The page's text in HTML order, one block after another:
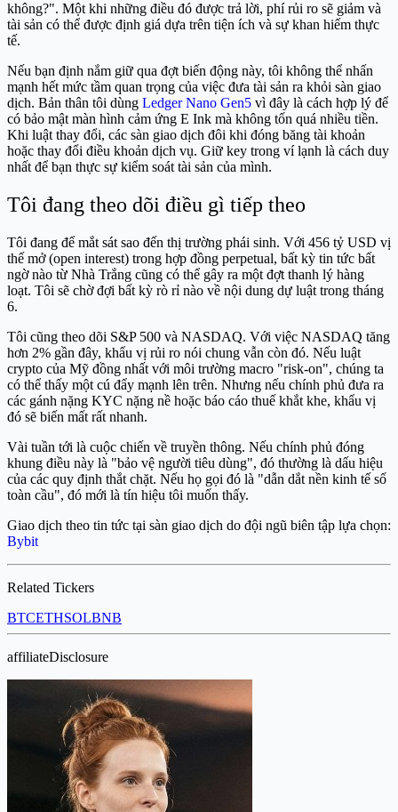
không?". Một khi những điều đó được trả lời, phí rủi ro sẽ giảm và
tài sản có thể được định giá dựa trên tiện ích và sự khan hiếm thực
tế.
Nếu bạn định nắm giữ qua đợt biến động này, tôi không thể nhấn
mạnh hết mức tầm quan trọng của việc đưa tài sản ra khỏi sàn giao
dịch. Bản thân tôi dùng Ledger Nano Gen5 vì đây là cách hợp lý để
có bảo mật màn hình cảm ứng E Ink mà không tốn quá nhiều tiền.
Khi luật thay đổi, các sàn giao dịch đôi khi đóng băng tài khoản
hoặc thay đổi điều khoản dịch vụ. Giữ key trong ví lạnh là cách duy
nhất để bạn thực sự kiểm soát tài sản của mình.
Tôi đang theo dõi điều gì tiếp theo
Tôi đang để mắt sát sao đến thị trường phái sinh. Với 456 tỷ USD vị
thế mở (open interest) trong hợp đồng perpetual, bất kỳ tin tức bất
ngờ nào từ Nhà Trắng cũng có thể gây ra một đợt thanh lý hàng
loạt. Tôi sẽ chờ đợi bất kỳ rò rỉ nào về nội dung dự luật trong tháng
6.
Tôi cũng theo dõi S&P 500 và NASDAQ. Với việc NASDAQ tăng
hơn 2% gần đây, khẩu vị rủi ro nói chung vẫn còn đó. Nếu luật
crypto của Mỹ đồng nhất với môi trường macro "risk-on", chúng ta
có thể thấy một cú đẩy mạnh lên trên. Nhưng nếu chính phủ đưa ra
các gánh nặng KYC nặng nề hoặc báo cáo thuế khắt khe, khẩu vị
đó sẽ biến mất rất nhanh.
Vài tuần tới là cuộc chiến về truyền thông. Nếu chính phủ đóng
khung điều này là "bảo vệ người tiêu dùng", đó thường là dấu hiệu
của các quy định thắt chặt. Nếu họ gọi đó là "dẫn dắt nền kinh tế số
toàn cầu", đó mới là tín hiệu tôi muốn thấy.
Giao dịch theo tin tức tại sàn giao dịch do đội ngũ biên tập lựa chọn:
Bybit
Related Tickers
BTCETHSOLBNB
affiliateDisclosure